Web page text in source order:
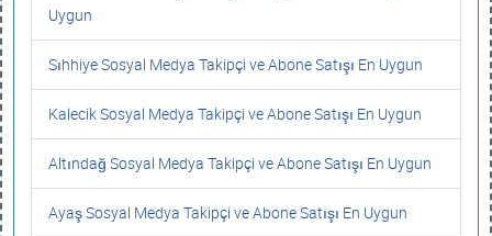
Uygun
Sıhhiye Sosyal Medya Takipçi ve Abone Satışı En Uygun
Kalecik Sosyal Medya Takipçi ve Abone Satışı En Uygun
Altındağ Sosyal Medya Takipçi ve Abone Satışı En Uygun
Ayaş Sosyal Medya Takipçi ve Abone Satışı En Uygun